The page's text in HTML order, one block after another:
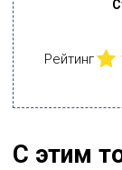
Рейтинг
С этим